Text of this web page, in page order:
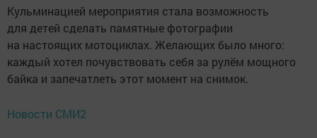
Кульминацией мероприятия стала возможность
для детей сделать памятные фотографии
на настоящих мотоциклах. Желающих было много:
каждый хотел почувствовать себя за рулём мощного
байка и запечатлеть этот момент на снимок.
Новости СМИ2